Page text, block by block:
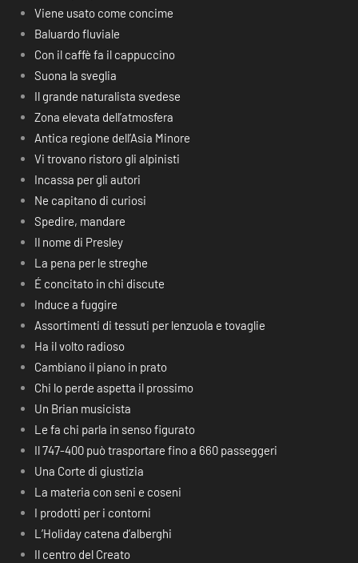
Viene usato come concime
Baluardo fluviale
Con il caffè fa il cappuccino
Suona la sveglia
Il grande naturalista svedese
Zona elevata dell’atmosfera
Antica regione dell’Asia Minore
Vi trovano ristoro gli alpinisti
Incassa per gli autori
Ne capitano di curiosi
Spedire, mandare
Il nome di Presley
La pena per le streghe
É concitato in chi discute
Induce a fuggire
Assortimenti di tessuti per lenzuola e tovaglie
Ha il volto radioso
Cambiano il piano in prato
Chi lo perde aspetta il prossimo
Un Brian musicista
Le fa chi parla in senso figurato
Il 747-400 può trasportare fino a 660 passeggeri
Una Corte di giustizia
La materia con seni e coseni
I prodotti per i contorni
L’Holiday catena d’alberghi
Il centro del Creato